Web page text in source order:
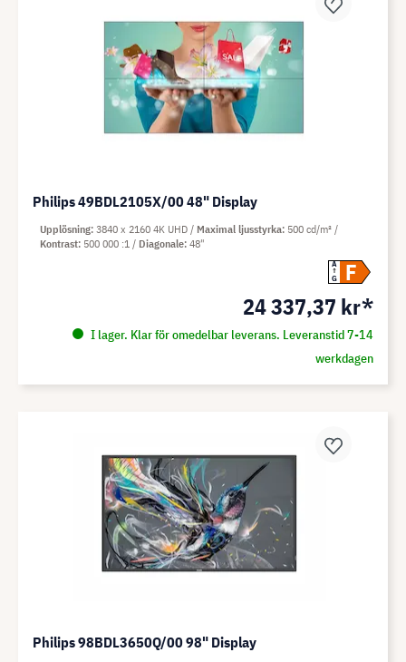
Philips 49BDL2105X/00 48" Display
A
G
F
24 337,37 kr*
I lager. Klar för omedelbar leverans. Leveranstid 7-14
werkdagen
Upplösning 3840 x 2160 4K UHD Maximal ljusstyrka 500 cd/m²
Kontrast 500 000 :1 Diagonale 48"
Philips 98BDL3650Q/00 98" Display